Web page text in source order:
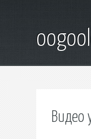
Видео